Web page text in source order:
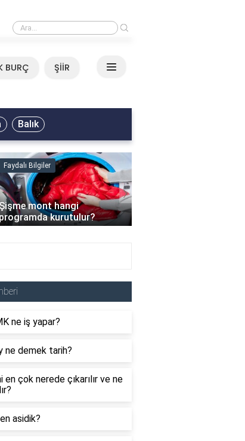
- Tavla Sözleri
BURÇ ŞİİR
Balık
Faydalı Bilgiler
mont hangi
kurutulur?
›
ne iş yapar?
ne demek tarih?
en çok nerede çıkarılır ve ne
asidik?